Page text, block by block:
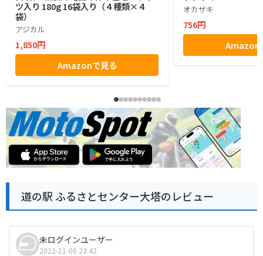
ツ入り 180g 16袋入り（４種類×４
袋）
アジカル
1,850円
Amazonで見る
オカザキ
756円
Amazon
道の駅 ふるさとセンター大塔のレビュー
未ログインユーザー
2022-11-06 23:42